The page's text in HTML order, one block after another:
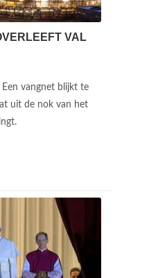
VAL
Een vangnet blijkt te
uit de nok van het